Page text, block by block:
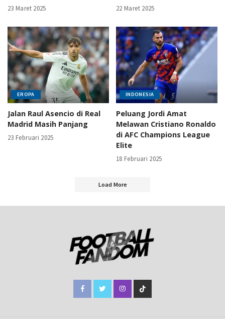
23 Maret 2025 22 Maret 2025
EROPA
Jalan Raul Asencio di Real
Madrid Masih Panjang
23 Februari 2025
INDONESIA
Peluang Jordi Amat
Melawan Cristiano Ronaldo
di AFC Champions League
Elite
18 Februari 2025
Load More